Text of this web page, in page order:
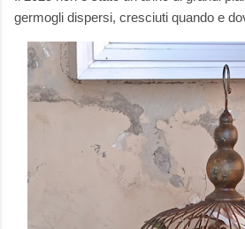
germogli dispersi, cresciuti quando e